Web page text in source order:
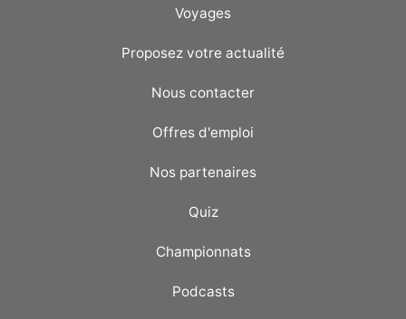
Voyages
Proposez votre actualité
Nous contacter
Offres d'emploi
Nos partenaires
Quiz
Championnats
Podcasts